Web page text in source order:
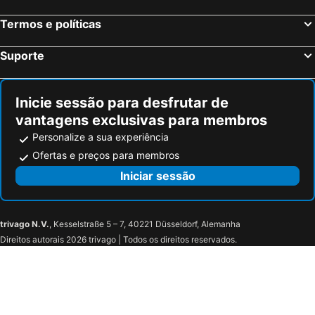
Termos e políticas
Suporte
Inicie sessão para desfrutar de
vantagens exclusivas para membros
Personalize a sua experiência
Ofertas e preços para membros
Iniciar sessão
trivago N.V., Kesselstraße 5 – 7, 40221 Düsseldorf, Alemanha
Direitos autorais 2026 trivago | Todos os direitos reservados.